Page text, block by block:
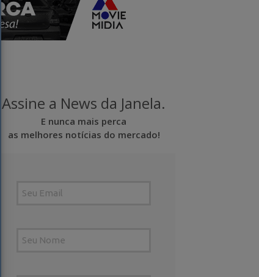
Assine a News da Janela.
E nunca mais perca
as melhores notícias do mercado!